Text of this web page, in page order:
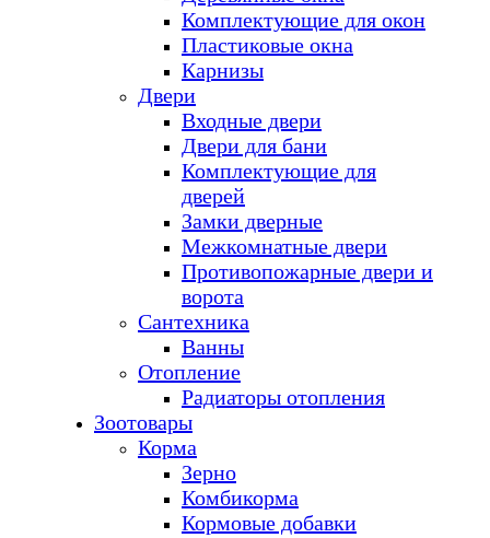
Комплектующие для окон
Пластиковые окна
Карнизы
Двери
Входные двери
Двери для бани
Комплектующие для
дверей
Замки дверные
Межкомнатные двери
Противопожарные двери и
ворота
Сантехника
Ванны
Отопление
Радиаторы отопления
Зоотовары
Корма
Зерно
Комбикорма
Кормовые добавки